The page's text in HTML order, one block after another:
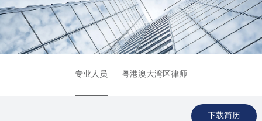
Français
专业人员 粤港澳大湾区律师
下载简历